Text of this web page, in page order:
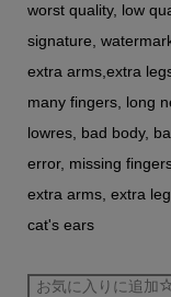
worst quality, low
signature,
extra arms,extra
many fingers, long
lowres, bad body,
error, missing
extra arms, extra
cat's ears
お気に入りに追加